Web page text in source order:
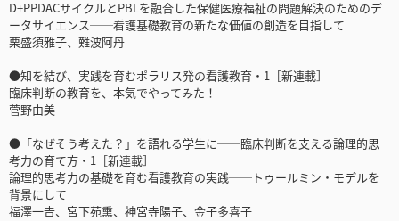
D+PPDACサイクルとPBLを融合した保健医療福祉の問題解決のためのデ
ータサイエンス──看護基礎教育の新たな価値の創造を目指して
栗盛須雅子、難波阿丹
●知を結び、実践を育むポラリス発の看護教育・1［新連載］
臨床判断の教育を、本気でやってみた！
菅野由美
●「なぜそう考えた？」を語れる学生に──臨床判断を支える論理的思
考力の育て方・1［新連載］
論理的思考力の基礎を育む看護教育の実践──トゥールミン・モデルを
背景にして
福澤一𠮷、宮下苑熏、神宮寺陽子、金子多喜子